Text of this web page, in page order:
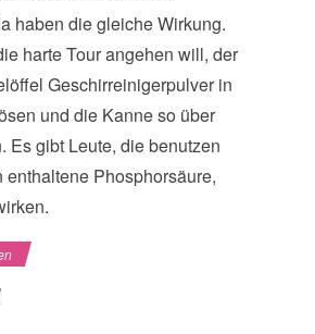
haben die gleiche Wirkung.
harte Tour angehen will, der
Geschirreinigerpulver in
und die Kanne so über
Es gibt Leute, die benutzen
Phosphorsäure,